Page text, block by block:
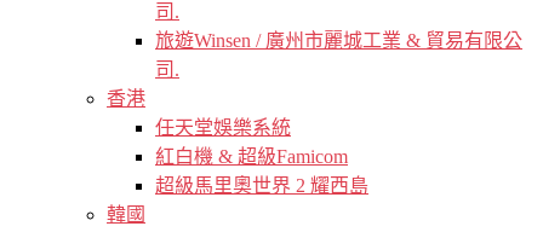
司.
旅遊Winsen / 廣州市麗城工業 & 貿易有限公
司.
香港
任天堂娛樂系統
紅白機 & 超級Famicom
超級馬里奧世界 2 耀西島
韓國